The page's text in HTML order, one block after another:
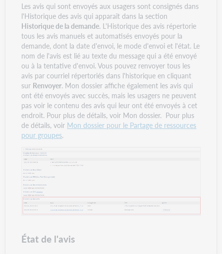
Les avis qui sont envoyés aux usagers sont consignés dans
l'Historique des avis qui apparaît dans la section
Historique de la demande. L'Historique des avis répertorie
tous les avis manuels et automatisés envoyés pour la
demande, dont la date d'envoi, le mode d'envoi et l'état. Le
nom de l'avis est lié au texte du message qui a été envoyé
ou à la tentative d'envoi. Vous pouvez renvoyer tous les
avis par courriel répertoriés dans l'historique en cliquant
sur Renvoyer. Mon dossier affiche également les avis qui
ont été envoyés avec succès, mais les usagers ne peuvent
pas voir le contenu des avis qui leur ont été envoyés à cet
endroit. Pour plus de détails, voir Mon dossier. Pour plus
de détails, voir Mon dossier pour le Partage de ressources
pour groupes.
État de l'avis